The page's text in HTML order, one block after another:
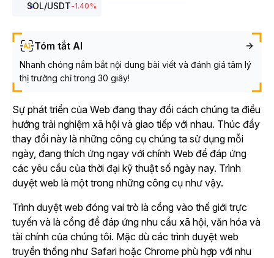
SOL/USDT-1.40%
Tóm tắt AI
Nhanh chóng nắm bắt nội dung bài viết và đánh giá tâm lý
thị trường chỉ trong 30 giây!
Sự phát triển của Web đang thay đổi cách chúng ta điều
hướng trải nghiệm xã hội và giao tiếp với nhau. Thúc đẩy
thay đổi này là những công cụ chúng ta sử dụng mỗi
ngày, đang thích ứng ngay với chính Web để đáp ứng
các yêu cầu của thời đại kỹ thuật số ngày nay. Trình
duyệt web là một trong những công cụ như vậy.
Trình duyệt web đóng vai trò là cổng vào thế giới trực
tuyến và là cổng để đáp ứng nhu cầu xã hội, văn hóa và
tài chính của chúng tôi. Mặc dù các trình duyệt web
truyền thống như Safari hoặc Chrome phù hợp với nhu